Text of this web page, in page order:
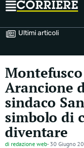
Ultimi articoli
Arancione
sindaco
simbolo di
diventare
di redazione web- 30 Giugno